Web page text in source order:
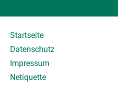
Startseite
Datenschutz
Impressum
Netiquette